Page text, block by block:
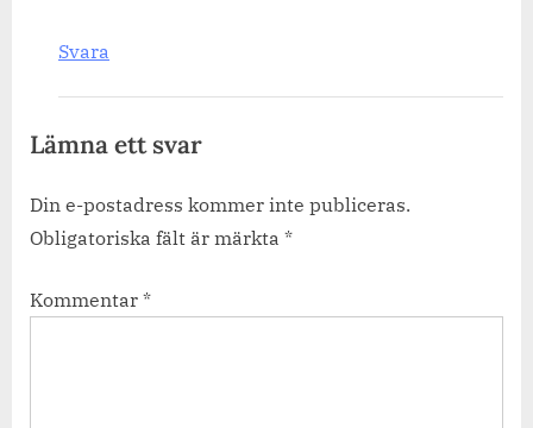
Svara
Lämna ett svar
Din e-postadress kommer inte publiceras.
Obligatoriska fält är märkta *
Kommentar *